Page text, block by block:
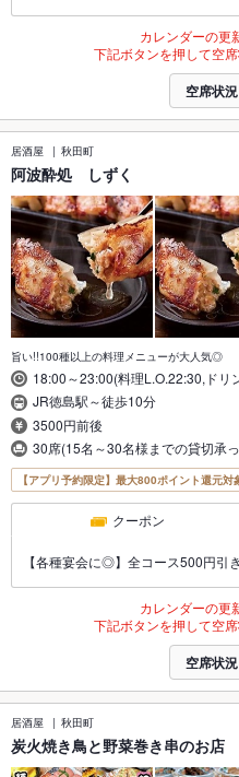
カレンダーの更
下記ボタンを押して空
空席状
居酒屋 秋田町
阿波酔処 しずく
旨い!!100種以上の料理メニューが大人気◎
18:00～23:00(料理L.O.22:30,ドリ
JR徳島駅～徒歩10分
3500円前後
30席(15名～30名様までの貸切承
【アプリ予約限定】最大800ポイント還元対
クーポン
【各種宴会に◎】全コース500円引
カレンダーの更
下記ボタンを押して空
空席状
居酒屋 秋田町
炭火焼き鳥と野菜巻き串のお